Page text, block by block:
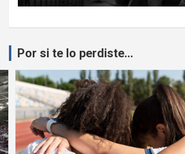
Por si te lo perdiste...